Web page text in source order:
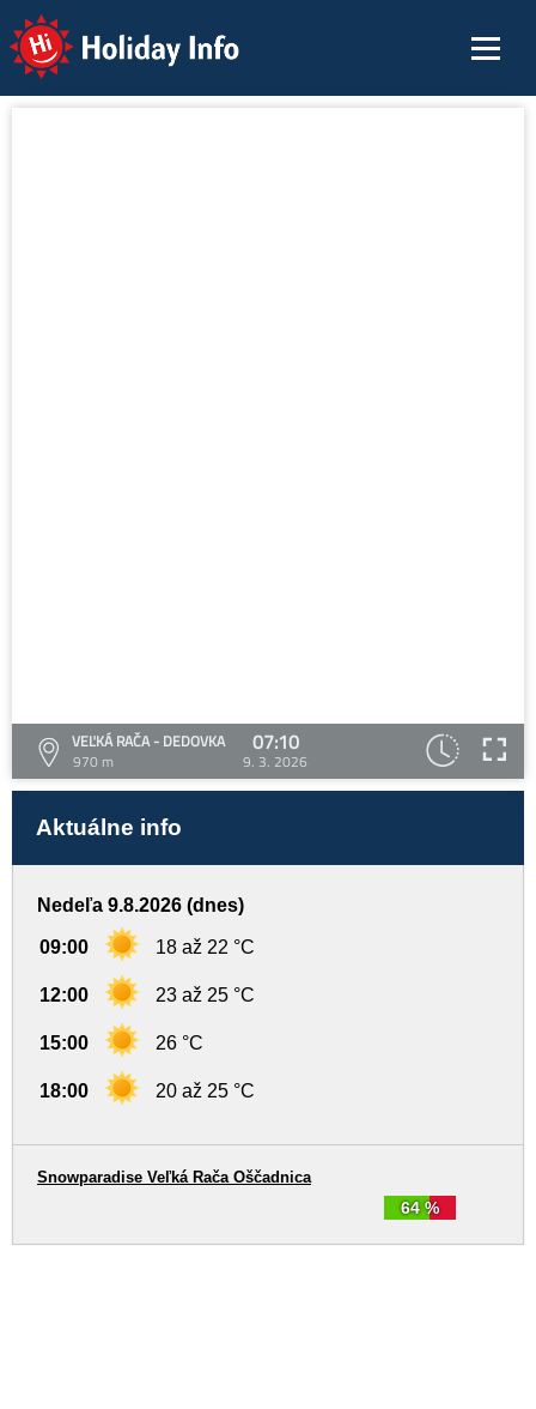
Holiday Info
VEĽKÁ RAČA - DEDOVKA
970 m
07:10
9. 3. 2026
Aktuálne info
Nedeľa 9.8.2026 (dnes)
09:00 18 až 22 °C
12:00 23 až 25 °C
15:00 26 °C
18:00 20 až 25 °C
64 %
Snowparadise Veľká Rača Oščadnica